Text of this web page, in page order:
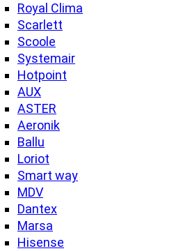
Royal Clima
Scarlett
Scoole
Systemair
Hotpoint
AUX
ASTER
Aeronik
Ballu
Loriot
Smart way
MDV
Dantex
Marsa
Hisense